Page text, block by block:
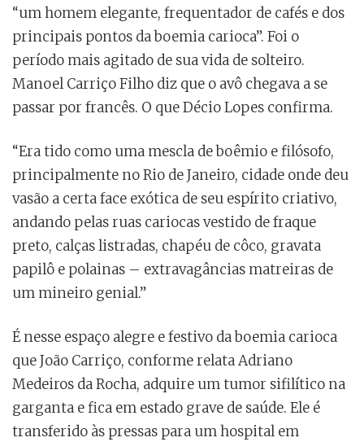
“um homem elegante, frequentador de cafés e dos
principais pontos da boemia carioca”. Foi o
período mais agitado de sua vida de solteiro.
Manoel Carriço Filho diz que o avô chegava a se
passar por francês. O que Décio Lopes confirma.
“Era tido como uma mescla de boêmio e filósofo,
principalmente no Rio de Janeiro, cidade onde deu
vasão a certa face exótica de seu espírito criativo,
andando pelas ruas cariocas vestido de fraque
preto, calças listradas, chapéu de côco, gravata
papilô e polainas – extravagâncias matreiras de
um mineiro genial.”
É nesse espaço alegre e festivo da boemia carioca
que João Carriço, conforme relata Adriano
Medeiros da Rocha, adquire um tumor sifilítico na
garganta e fica em estado grave de saúde. Ele é
transferido às pressas para um hospital em